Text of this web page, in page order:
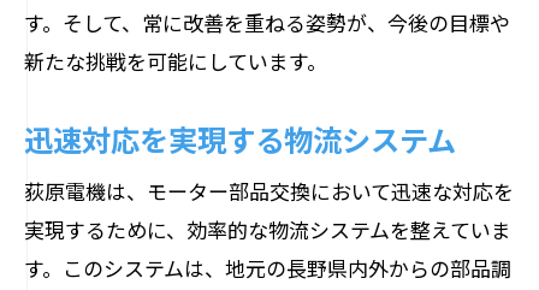
技術革新を取り入れたサービス
各種モーターに対応可能な技術力
専門資格者による対応
技術力を支える継続的な研修
長野県でのモーター問題を解決する荻原電機
の取り組み
す。そして、常に改善を重ねる姿勢が、今後の目標や
新たな挑戦を可能にしています。
迅速対応を実現する物流システム
荻原電機は、モーター部品交換において迅速な対応を
実現するために、効率的な物流システムを整えていま
す。このシステムは、地元の長野県内外からの部品調